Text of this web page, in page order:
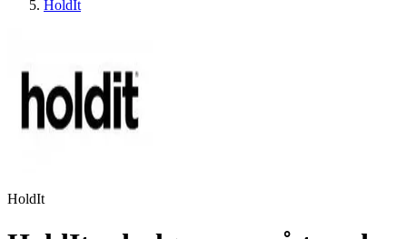
HoldIt
HoldIt